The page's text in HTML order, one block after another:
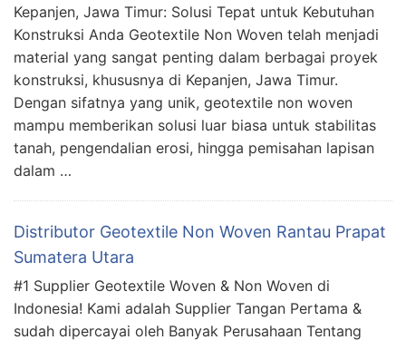
Kepanjen, Jawa Timur: Solusi Tepat untuk Kebutuhan
Konstruksi Anda Geotextile Non Woven telah menjadi
material yang sangat penting dalam berbagai proyek
konstruksi, khususnya di Kepanjen, Jawa Timur.
Dengan sifatnya yang unik, geotextile non woven
mampu memberikan solusi luar biasa untuk stabilitas
tanah, pengendalian erosi, hingga pemisahan lapisan
dalam …
Distributor Geotextile Non Woven Rantau Prapat
Sumatera Utara
#1 Supplier Geotextile Woven & Non Woven di
Indonesia! Kami adalah Supplier Tangan Pertama &
sudah dipercayai oleh Banyak Perusahaan Tentang